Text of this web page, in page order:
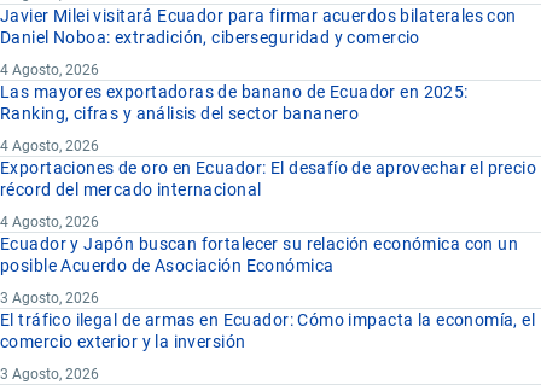
Javier Milei visitará Ecuador para firmar acuerdos bilaterales con
Daniel Noboa: extradición, ciberseguridad y comercio
4 Agosto, 2026
Las mayores exportadoras de banano de Ecuador en 2025:
Ranking, cifras y análisis del sector bananero
4 Agosto, 2026
Exportaciones de oro en Ecuador: El desafío de aprovechar el precio
récord del mercado internacional
4 Agosto, 2026
Ecuador y Japón buscan fortalecer su relación económica con un
posible Acuerdo de Asociación Económica
3 Agosto, 2026
El tráfico ilegal de armas en Ecuador: Cómo impacta la economía, el
comercio exterior y la inversión
3 Agosto, 2026